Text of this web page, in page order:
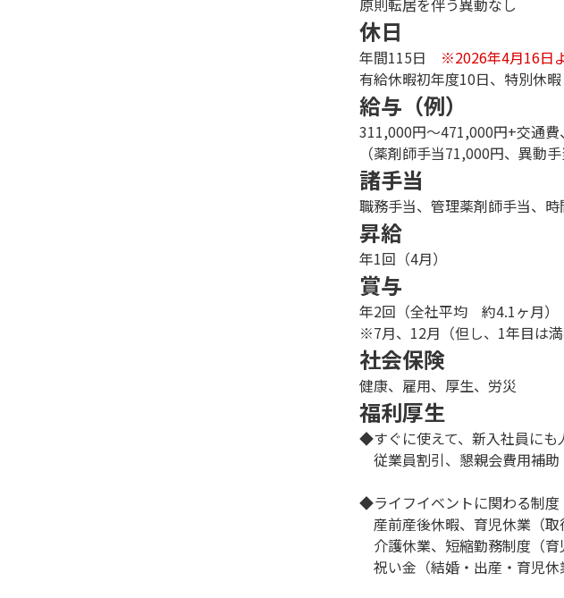
原則転居を伴う異動なし
休日
年間115日 ※2026年4月16日
有給休暇初年度10日、特別休
給与（例）
311,000円～471,000円+交通
（薬剤師手当71,000円、
諸手当
職務手当、管理薬剤師手当、
昇給
年1回（4月）
賞与
年2回（全社平均 約4.1ヶ月）
※7月、12月（但し、1年目は満
社会保険
健康、雇用、厚生、労災
福利厚生
◆すぐに使えて、新入社員にも
従業員割引、懇親会費用補助
◆ライフイベントに関わる制度
産前産後休暇、育児休業（取
介護休業、短縮勤務制度（
祝い金（結婚・出産・育児休